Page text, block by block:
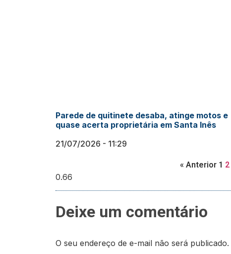
Parede de quitinete desaba, atinge motos e
quase acerta proprietária em Santa Inês
21/07/2026
11:29
« Anterior 1 2
Deixe um comentário
O seu endereço de e-mail não será publicado.